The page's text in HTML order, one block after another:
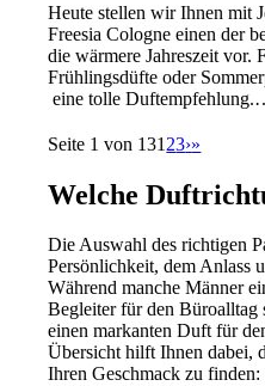
Heute stellen wir Ihnen mit
Freesia Cologne einen der
die wärmere Jahreszeit vor.
Frühlingsdüfte oder
eine tolle
Seite 1 von 131 23›»
Welche
Die Auswahl des richtigen
Persönlichkeit, dem Anlass
Während manche Männer
Begleiter für den Büroalltag
einen markanten Duft für
Übersicht hilft Ihnen dabei,
Ihren Geschmack zu finden: